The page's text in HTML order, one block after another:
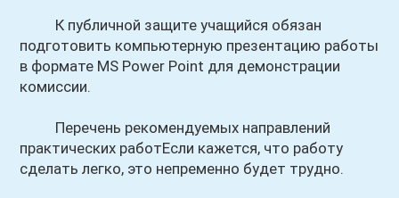
К публичной защите учащийся обязан
подготовить компьютерную презентацию работы
в формате MS Power Point для демонстрации
комиссии.
Перечень рекомендуемых направлений
практических работЕсли кажется, что работу
сделать легко, это непременно будет трудно.